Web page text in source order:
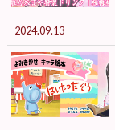
2024.09.13